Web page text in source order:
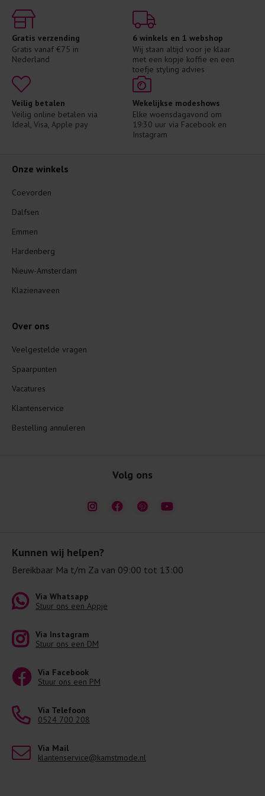
Gratis verzending
Gratis vanaf €75 in
Nederland
6 winkels en 1 webshop
Wij staan altijd voor je klaar
met een kopje koffie en een
toefje styling advies
Veilig betalen
Veilig online betalen via
Ideal, Visa, Apple pay
Wekelijkse modeshows
Elke woensdagavond om
19:30 uur via Facebook en
Instagram
Kunnen wij helpen?
Bereikbaar Ma t/m Za van 09:00 tot 13:00
Via Whatsapp
Stuur ons een Appje
Via Instagram
Stuur ons een DM
Via Facebook
Stuur ons een PM
Via Telefoon
0524 700 208
Via Mail
klantenservice@kamstmode.nl
Onze winkels
Coevorden
Dalfsen
Emmen
Hardenberg
Nieuw-Amsterdam
Klazienaveen
Over ons
Veelgestelde vragen
Spaarpunten
Vacatures
Klantenservice
Bestelling annuleren
Volg ons